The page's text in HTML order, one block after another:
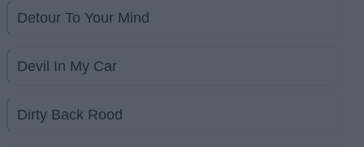
Detour To Your Mind
Devil In My Car
Dirty Back Rood